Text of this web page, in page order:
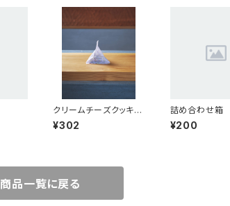
クリームチーズクッキ
ー 黒ゴマ（3個入）
¥302
詰め合わせ箱
¥200
商品一覧に戻る